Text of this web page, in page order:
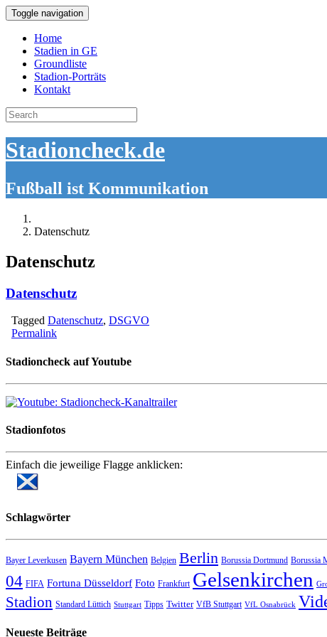
Toggle navigation
Home
Stadien in GE
Groundliste
Stadion-Porträts
Kontakt
Search
for:
Stadioncheck.de
Fußball ist Kommunikation
Datenschutz
Datenschutz
Datenschutz
Tagged Datenschutz, DSGVO
Permalink
Stadioncheck auf Youtube
Stadionfotos
Einfach die jeweilige Flagge anklicken:
Schlagwörter
Bayer Leverkusen Bayern München Belgien Berlin Borussia Dortmund Borussia
04 FIFA Fortuna Düsseldorf Foto Frankfurt Gelsenkirchen
Stadion Standard Lüttich Stuttgart Tipps Twitter VfB Stuttgart VfL Osnabrück
Neueste Beiträge